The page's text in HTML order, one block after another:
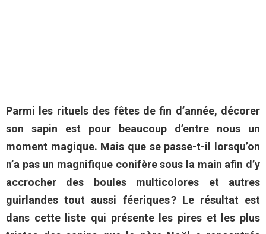
Parmi les rituels des fêtes de fin d’année, décorer
son sapin est pour beaucoup d’entre nous un
moment magique. Mais que se passe-t-il lorsqu’on
n’a pas un magnifique conifère sous la main afin d’y
accrocher des boules multicolores et autres
guirlandes tout aussi féeriques ? Le résultat est
dans cette liste qui présente les pires et les plus